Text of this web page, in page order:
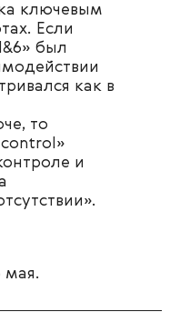
ключевым
Если
был
как в
то
и
мая.